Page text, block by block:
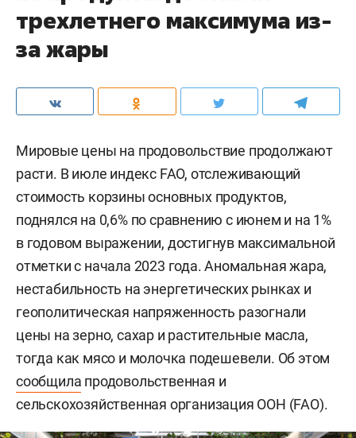
трехлетнего максимума из-
за жары
Мировые цены на продовольствие продолжают
расти. В июле индекс FAO, отслеживающий
стоимость корзины основных продуктов,
поднялся на 0,6% по сравнению с июнем и на 1%
в годовом выражении, достигнув максимальной
отметки с начала 2023 года. Аномальная жара,
нестабильность на энергетических рынках и
геополитическая напряженность разогнали
цены на зерно, сахар и растительные масла,
тогда как мясо и молочка подешевели. Об этом
сообщила продовольственная и
сельскохозяйственная организация ООН (FAO).